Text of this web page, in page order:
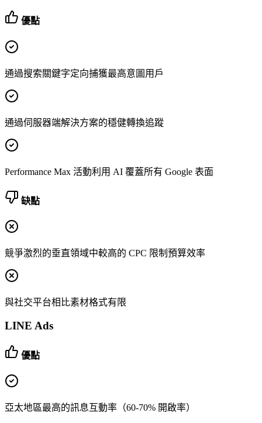
優點
通過搜索關鍵字定向捕獲最高意圖用戶
通過伺服器端解決方案的穩健轉換追蹤
Performance Max 活動利用 AI 覆蓋所有 Google 表面
缺點
競爭激烈的垂直領域中較高的 CPC 限制預算效率
與社交平台相比素材格式有限
LINE Ads
優點
亞太地區最高的訊息互動率（60-70% 開啟率）